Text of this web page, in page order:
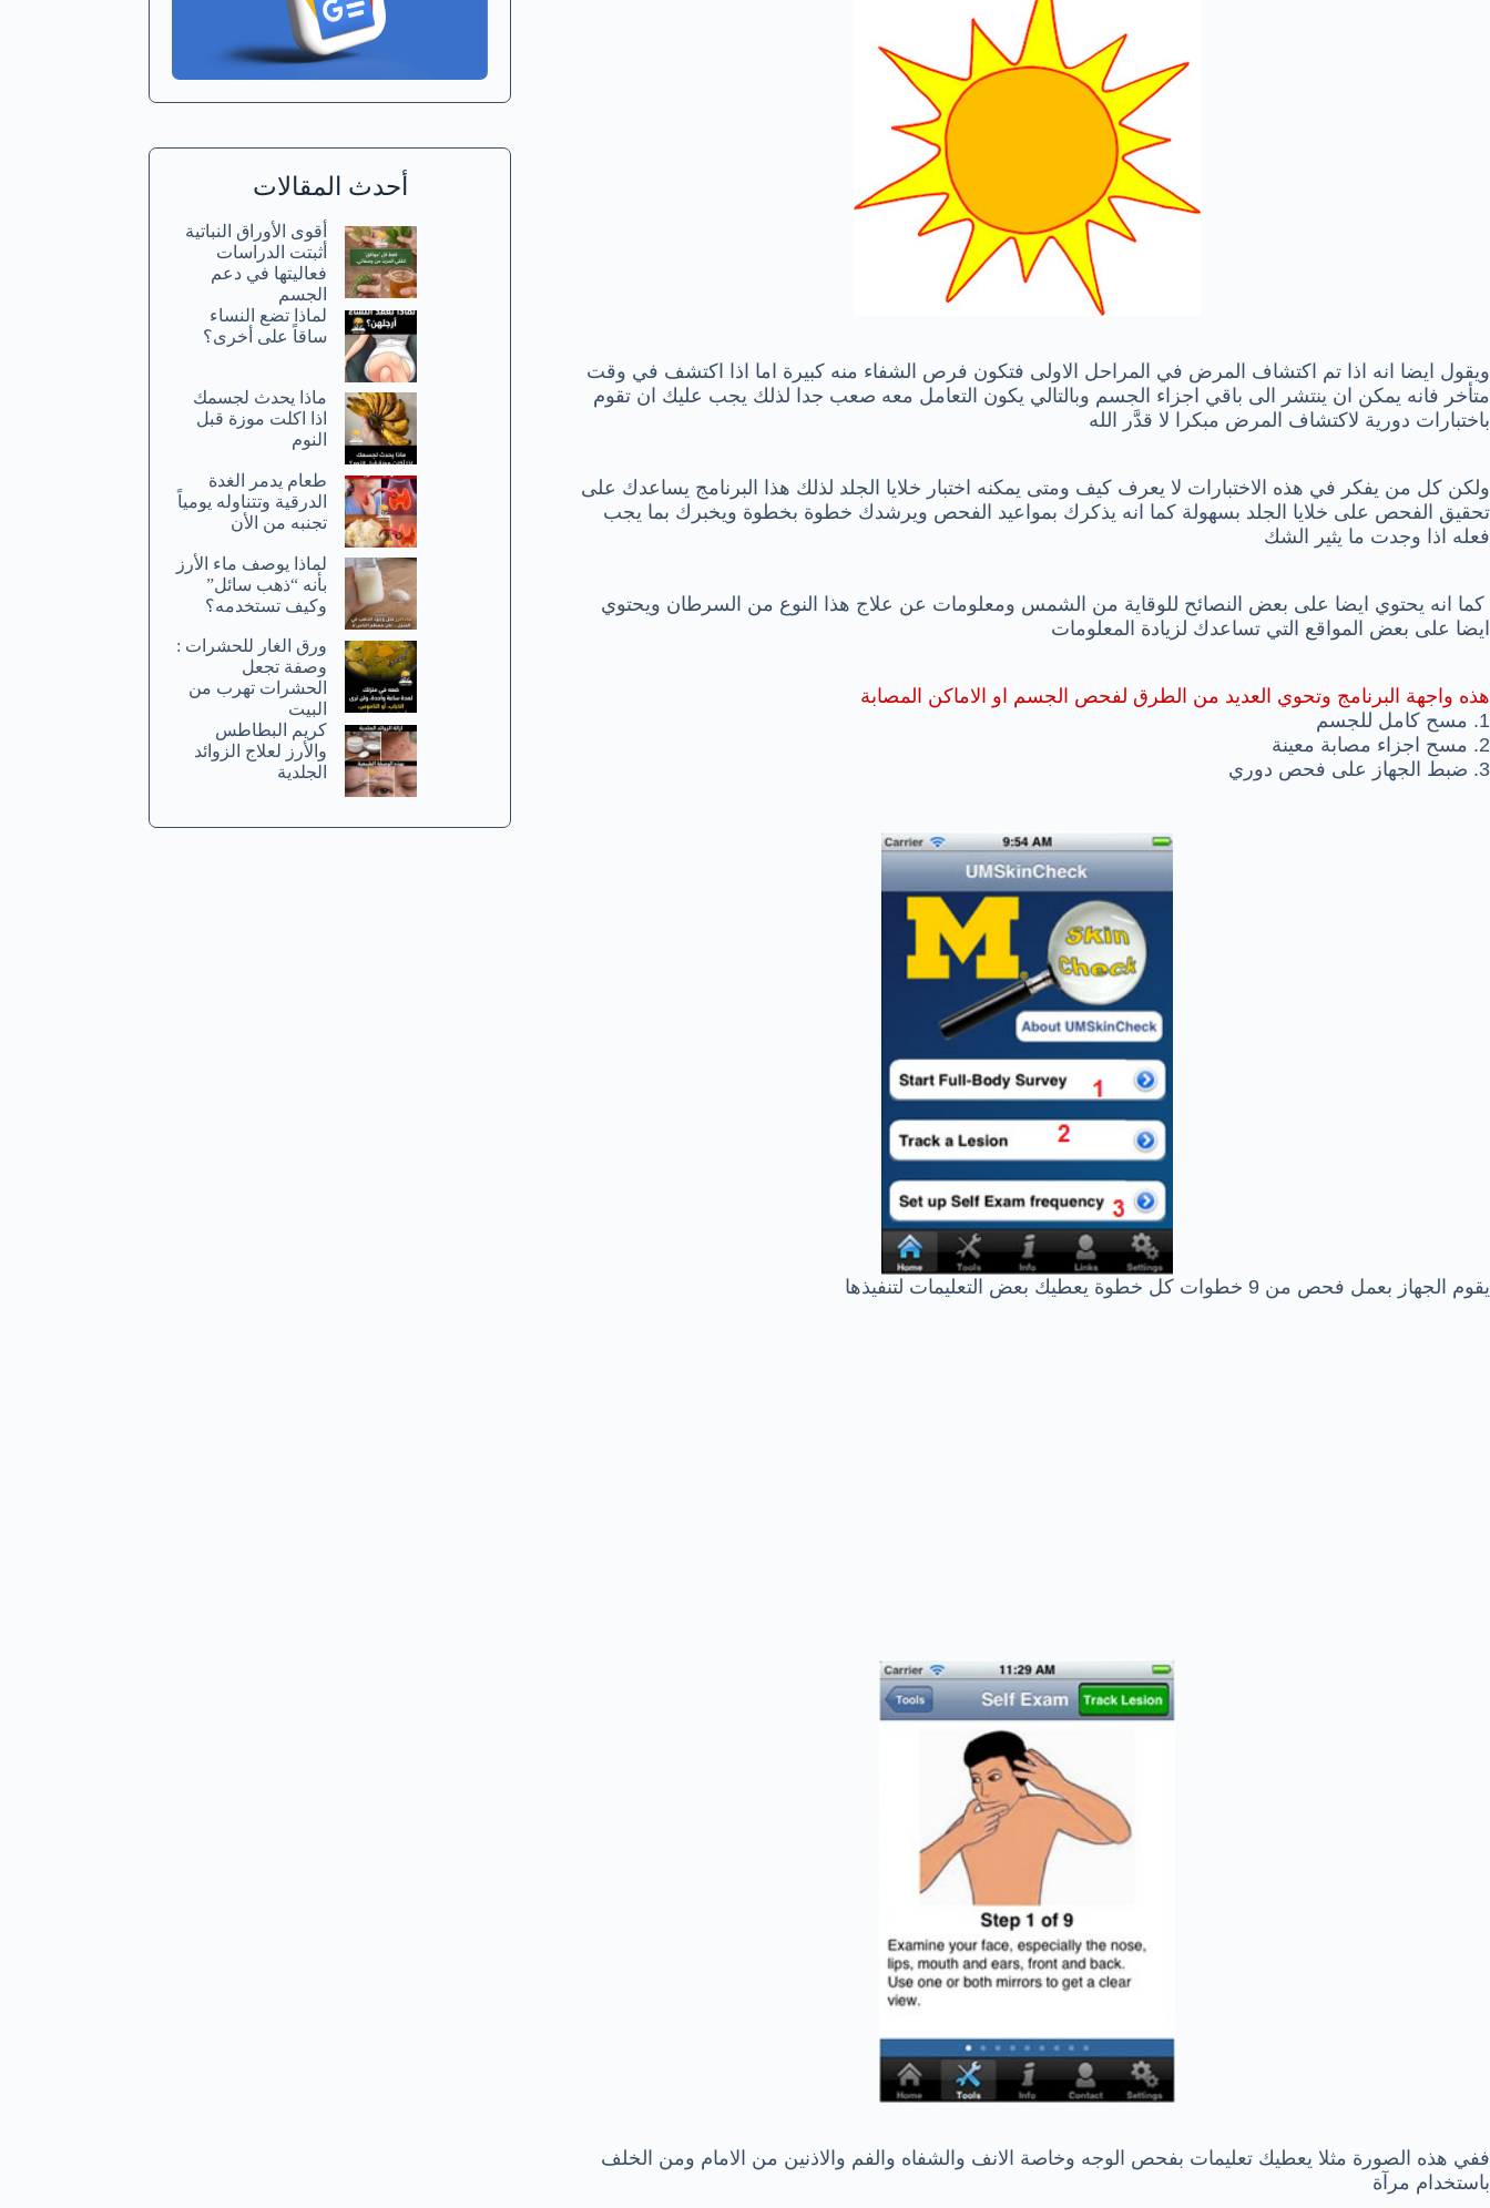
ويقول ايضا انه اذا تم اكتشاف المرض في المراحل الاولى فتكون فرص الشفاء منه كبيرة اما اذا اكتشف في وقت
متأخر فانه يمكن ان ينتشر الى باقي اجزاء الجسم وبالتالي يكون التعامل معه صعب جدا لذلك يجب عليك ان تقوم
باختبارات دورية لاكتشاف المرض مبكرا لا قدَّر الله
ولكن كل من يفكر في هذه الاختبارات لا يعرف كيف ومتى يمكنه اختبار خلايا الجلد لذلك هذا البرنامج يساعدك على
تحقيق الفحص على خلايا الجلد بسهولة كما انه يذكرك بمواعيد الفحص ويرشدك خطوة بخطوة ويخبرك بما يجب
فعله اذا وجدت ما يثير الشك
كما انه يحتوي ايضا على بعض النصائح للوقاية من الشمس ومعلومات عن علاج هذا النوع من السرطان ويحتوي
ايضا على بعض المواقع التي تساعدك لزيادة المعلومات
هذه واجهة البرنامج وتحوي العديد من الطرق لفحص الجسم او الاماكن المصابة
1. مسح كامل للجسم
2. مسح اجزاء مصابة معينة
3. ضبط الجهاز على فحص دوري
يقوم الجهاز بعمل فحص من 9 خطوات كل خطوة يعطيك بعض التعليمات لتنفيذها
ففي هذه الصورة مثلا يعطيك تعليمات بفحص الوجه وخاصة الانف والشفاه والفم والاذنين من الامام ومن الخلف
باستخدام مرآة
أحدث المقالات
أقوى الأوراق النباتية
أثبتت الدراسات
فعاليتها في دعم
الجسم
لماذا تضع النساء
ساقاً على أخرى؟
ماذا يحدث لجسمك
اذا اكلت موزة قبل
النوم
طعام يدمر الغدة
الدرقية وتتناوله يومياً
تجنبه من الأن
لماذا يوصف ماء الأرز
بأنه “ذهب سائل”
وكيف تستخدمه؟
ورق الغار للحشرات :
وصفة تجعل
الحشرات تهرب من
البيت
كريم البطاطس
والأرز لعلاج الزوائد
الجلدية